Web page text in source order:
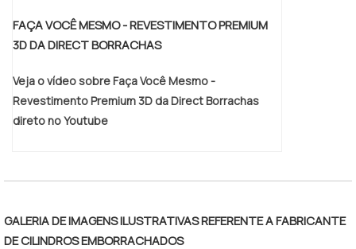
FAÇA VOCÊ MESMO - REVESTIMENTO PREMIUM
3D DA DIRECT BORRACHAS
Veja o vídeo sobre Faça Você Mesmo -
Revestimento Premium 3D da Direct Borrachas
direto no Youtube
GALERIA DE IMAGENS ILUSTRATIVAS REFERENTE A FABRICANTE
DE CILINDROS EMBORRACHADOS